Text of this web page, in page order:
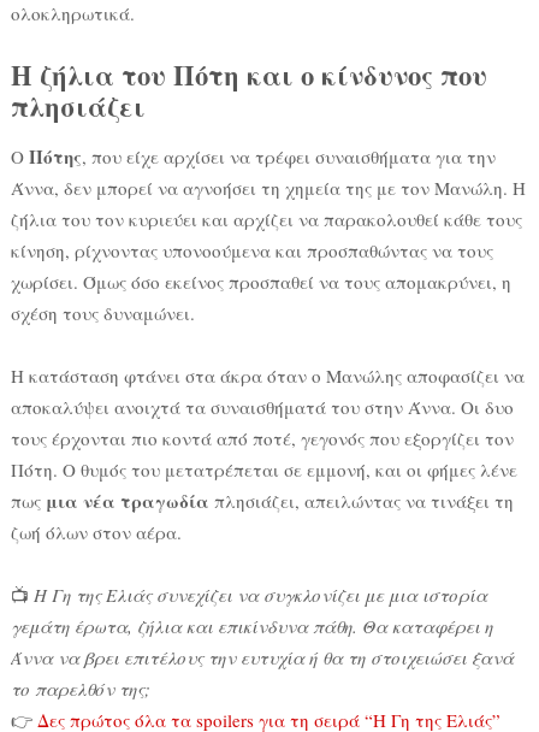
ολοκληρωτικά.
Η ζήλια του Πότη και ο κίνδυνος που
πλησιάζει
Ο Πότης, που είχε αρχίσει να τρέφει συναισθήματα για την
Άννα, δεν μπορεί να αγνοήσει τη χημεία της με τον Μανώλη. Η
ζήλια του τον κυριεύει και αρχίζει να παρακολουθεί κάθε τους
κίνηση, ρίχνοντας υπονοούμενα και προσπαθώντας να τους
χωρίσει. Όμως όσο εκείνος προσπαθεί να τους απομακρύνει, η
σχέση τους δυναμώνει.
Η κατάσταση φτάνει στα άκρα όταν ο Μανώλης αποφασίζει να
αποκαλύψει ανοιχτά τα συναισθήματά του στην Άννα. Οι δυο
τους έρχονται πιο κοντά από ποτέ, γεγονός που εξοργίζει τον
Πότη. Ο θυμός του μετατρέπεται σε εμμονή, και οι φήμες λένε
πως μια νέα τραγωδία πλησιάζει, απειλώντας να τινάξει τη
ζωή όλων στον αέρα.
📺 Η Γη της Ελιάς συνεχίζει να συγκλονίζει με μια ιστορία
γεμάτη έρωτα, ζήλια και επικίνδυνα πάθη. Θα καταφέρει η
Άννα να βρει επιτέλους την ευτυχία ή θα τη στοιχειώσει ξανά
το παρελθόν της;
👉 Δες πρώτος όλα τα spoilers για τη σειρά “Η Γη της Ελιάς”